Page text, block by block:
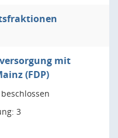
mit
(FDP)
3